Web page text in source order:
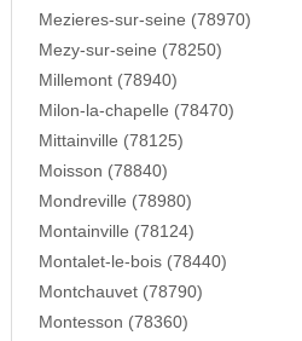
Mezieres-sur-seine (78970)
Mezy-sur-seine (78250)
Millemont (78940)
Milon-la-chapelle (78470)
Mittainville (78125)
Moisson (78840)
Mondreville (78980)
Montainville (78124)
Montalet-le-bois (78440)
Montchauvet (78790)
Montesson (78360)